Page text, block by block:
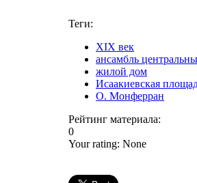
Теги:
XIX век
ансамбль
жилой дом
Исаакиевская
О. Монферран
Рейтинг материала:
0
Your rating: None